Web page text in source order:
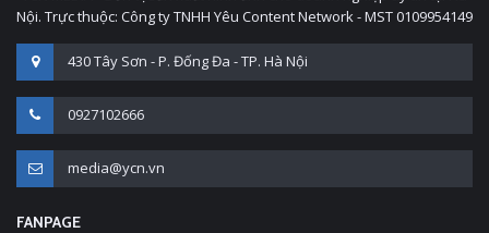
Nội. Trực thuộc: Công ty TNHH Yêu Content Network - MST 0109954149
430 Tây Sơn - P. Đống Đa - TP. Hà Nội
0927102666
media@ycn.vn
FANPAGE